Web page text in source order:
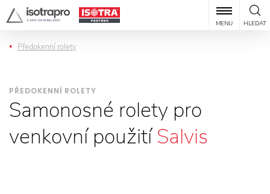
HLEDAT
MENU
Předokenní rolety
PŘEDOKENNÍ ROLETY
Samonosné rolety pro
venkovní použitíSalvis